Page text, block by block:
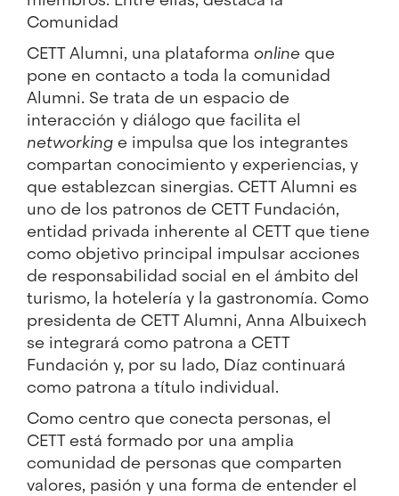
Comunidad
CETT Alumni, una plataforma online que
pone en contacto a toda la comunidad
Alumni. Se trata de un espacio de
interacción y diálogo que facilita el
networking e impulsa que los integrantes
compartan conocimiento y experiencias, y
que establezcan sinergias. CETT Alumni es
uno de los patronos de CETT Fundación,
entidad privada inherente al CETT que tiene
como objetivo principal impulsar acciones
de responsabilidad social en el ámbito del
turismo, la hotelería y la gastronomía. Como
presidenta de CETT Alumni, Anna Albuixech
se integrará como patrona a CETT
Fundación y, por su lado, Díaz continuará
como patrona a título individual.
Como centro que conecta personas, el
CETT está formado por una amplia
comunidad de personas que comparten
valores, pasión y una forma de entender el